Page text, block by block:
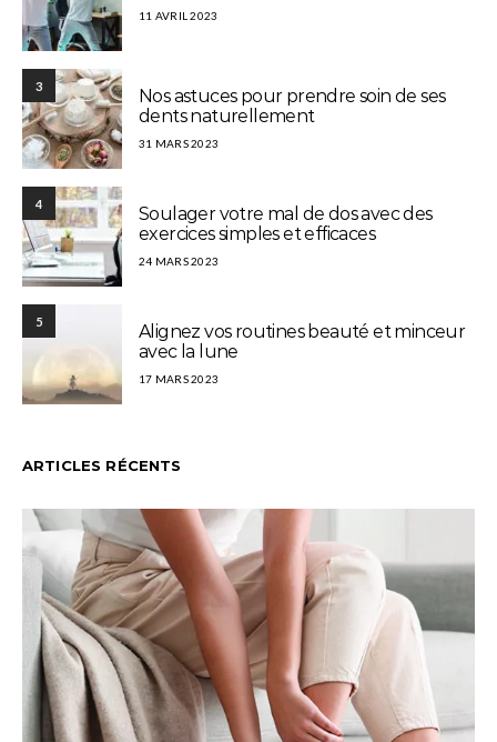
11 AVRIL 2023
3
Nos astuces pour prendre soin de ses
dents naturellement
31 MARS 2023
4
Soulager votre mal de dos avec des
exercices simples et efficaces
24 MARS 2023
5
Alignez vos routines beauté et minceur
avec la lune
17 MARS 2023
ARTICLES RÉCENTS